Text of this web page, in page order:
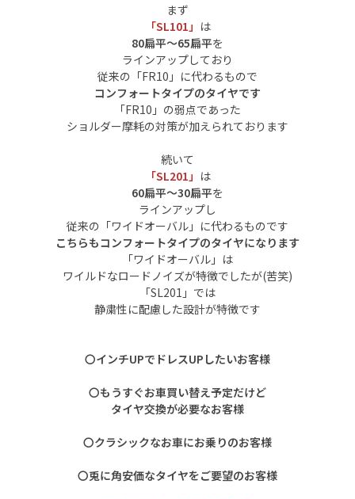
まず
「SL101」 は
80扁平～65扁平を
ラインアップしており
従来の「FR10」に代わるもので
コンフォートタイプのタイヤです
「FR10」の弱点であった
ショルダー摩耗の対策が加えられております
続いて
「SL201」 は
60扁平～30扁平を
ラインアップし
従来の「ワイドオーバル」に代わるものです
こちらもコンフォートタイプのタイヤになります
「ワイドオーバル」は
ワイルドなロードノイズが特徴でしたが(苦笑)
「SL201」では
静粛性に配慮した設計が特徴です
〇インチUPでドレスUPしたいお客様
〇もうすぐお車買い替え予定だけど
タイヤ交換が必要なお客様
〇クラシックなお車にお乗りのお客様
〇兎に角安価なタイヤをご要望のお客様